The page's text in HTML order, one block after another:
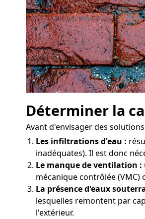
Déterminer la
Avant d'envisager des
Les infiltrations d'eau :
inadéquates). Il est donc
Le manque de ventilation :
mécanique contrôlée
La présence d'eaux
lesquelles remontent par
l'extérieur.